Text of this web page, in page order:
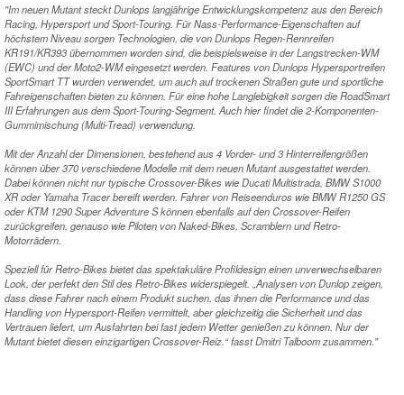
"Im neuen Mutant steckt Dunlops langjährige Entwicklungskompetenz aus den Bereich
Racing, Hypersport und Sport-Touring. Für Nass-Performance-Eigenschaften auf
höchstem Niveau sorgen Technologien, die von Dunlops Regen-Rennreifen
KR191/KR393 übernommen worden sind, die beispielsweise in der Langstrecken-WM
(EWC) und der Moto2-WM eingesetzt werden. Features von Dunlops Hypersportreifen
SportSmart TT wurden verwendet, um auch auf trockenen Straßen gute und sportliche
Fahreigenschaften bieten zu können. Für eine hohe Langlebigkeit sorgen die RoadSmart
III Erfahrungen aus dem Sport-Touring-Segment. Auch hier findet die 2-Komponenten-
Gummimischung (Multi-Tread) verwendung.
Mit der Anzahl der Dimensionen, bestehend aus 4 Vorder- und 3 Hinterreifengrößen
können über 370 verschiedene Modelle mit dem neuen Mutant ausgestattet werden.
Dabei können nicht nur typische Crossover-Bikes wie Ducati Multistrada, BMW S1000
XR oder Yamaha Tracer bereift werden. Fahrer von Reiseenduros wie BMW R1250 GS
oder KTM 1290 Super Adventure S können ebenfalls auf den Crossover-Reifen
zurückgreifen, genauso wie Piloten von Naked-Bikes, Scramblern und Retro-
Motorrädern.
Speziell für Retro-Bikes bietet das spektakuläre Profildesign einen unverwechselbaren
Look, der perfekt den Stil des Retro-Bikes widerspiegelt. „Analysen von Dunlop zeigen,
dass diese Fahrer nach einem Produkt suchen, das ihnen die Performance und das
Handling von Hypersport-Reifen vermittelt, aber gleichzeitig die Sicherheit und das
Vertrauen liefert, um Ausfahrten bei fast jedem Wetter genießen zu können. Nur der
Mutant bietet diesen einzigartigen Crossover-Reiz.“ fasst Dmitri Talboom zusammen."